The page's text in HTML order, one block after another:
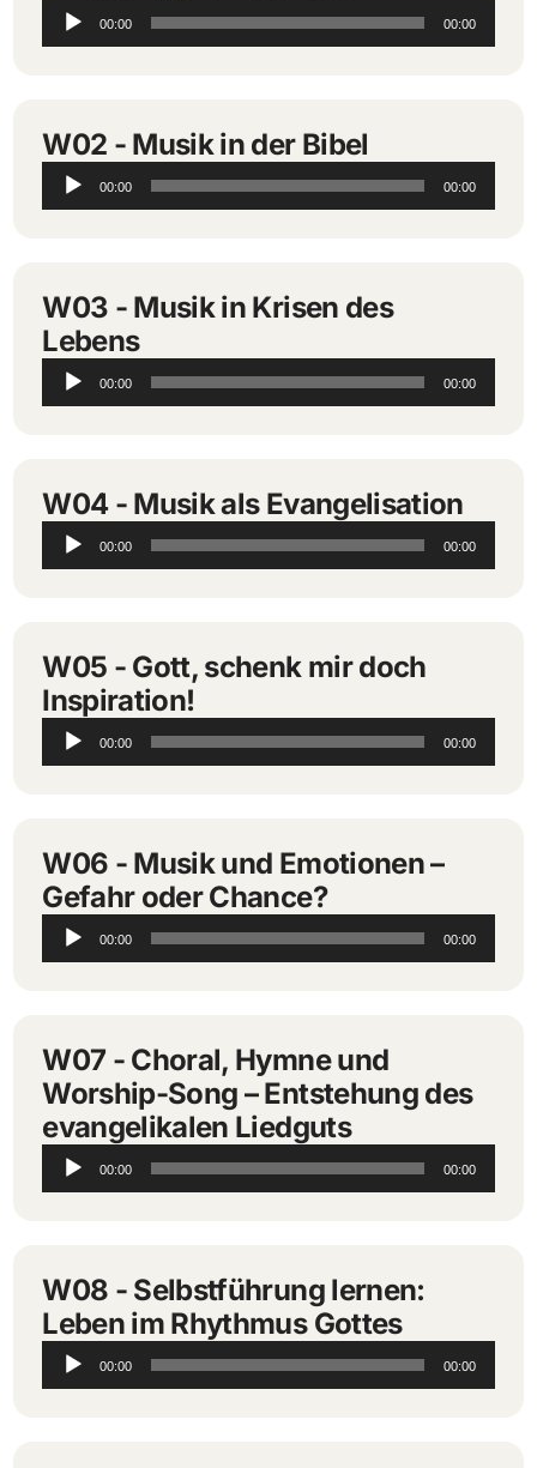
Audio-
Player
00:00 00:00
W02 - Musik in der Bibel
Audio-
Player
00:00 00:00
W03 - Musik in Krisen des
Lebens
Audio-
Player
00:00 00:00
W04 - Musik als Evangelisation
Audio-
Player
00:00 00:00
W05 - Gott, schenk mir doch
Inspiration!
Audio-
Player
00:00 00:00
W06 - Musik und Emotionen –
Gefahr oder Chance?
Audio-
Player
00:00 00:00
W07 - Choral, Hymne und
Worship-Song – Entstehung des
evangelikalen Liedguts
Audio-
Player
00:00 00:00
W08 - Selbstführung lernen:
Leben im Rhythmus Gottes
Audio-
Player
00:00 00:00